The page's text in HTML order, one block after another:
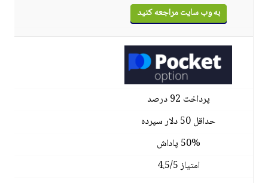
به وب سایت مراجعه کنید
پرداخت 92 درصد
حداقل 50 دلار سپرده
50% پاداش
امتیاز 4.5/5